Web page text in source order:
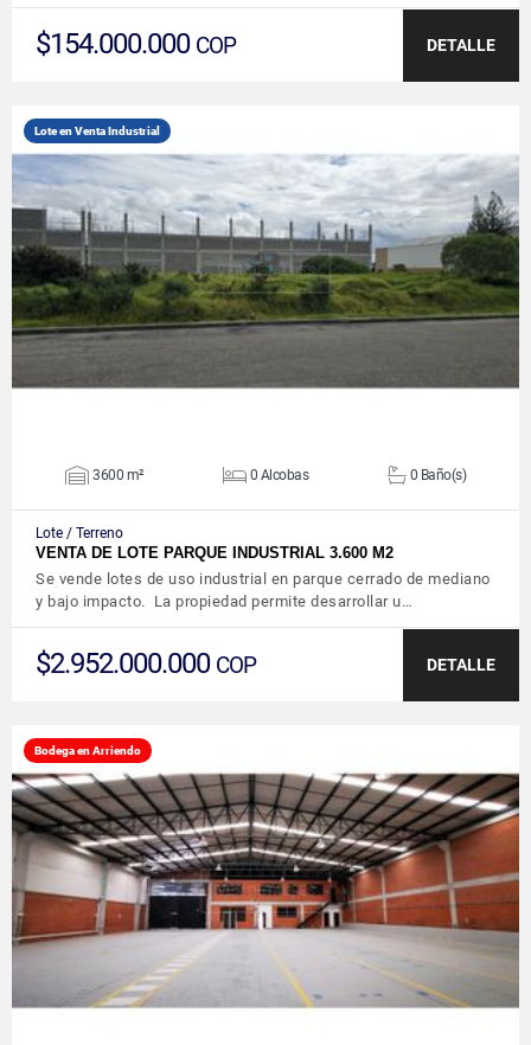
$154.000.000 COP DETALLE
Lote en Venta Industrial
VER DETALLES
3600 m² 0 Alcobas 0 Baño(s)
Lote / Terreno
VENTA DE LOTE PARQUE INDUSTRIAL 3.600 M2
Se vende lotes de uso industrial en parque cerrado de mediano
y bajo impacto. La propiedad permite desarrollar u…
$2.952.000.000 COP DETALLE
Bodega en Arriendo
VER DETALLES